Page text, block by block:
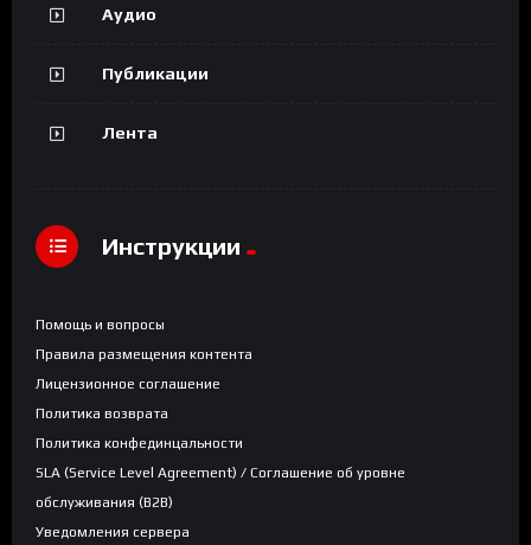
Аудио
Публикации
Лента
Инструкции
Помощь и вопросы
Правила размещения контента
Лицензионное соглашение
Политика возврата
Политика конфединцальности
SLA (Service Level Agreement) / Соглашение об уровне
обслуживания (B2B)
Уведомления сервера